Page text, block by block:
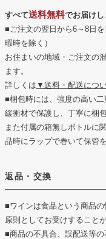
すべて送料無料でお届けし
■ご注文の翌日から6～8日
暇時を除く）
お住まいの地域・ご注文の
ます。
詳しくは ▼送料・配送につ
■梱包時には、強度の高い
緩衝材で保護し、丁寧に梱
また付属の箱無しボトルに
品時にラップで巻いて保管
返品・交換
■ワインは食品という商品
原則としてお受けすること
■商品の不具合、誤配送等